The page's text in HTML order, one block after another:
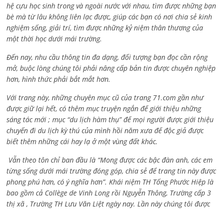
hệ cựu học sinh trong và ngoài nước với nhau, tìm được những bạn
bè mà từ lâu không liên lạc được, giúp các bạn có nơi chia sẻ kinh
nghiệm sống, giải trí, tìm được những kỷ niệm thân thương của
một thời học dưới mái trường.
Đến nay, nhu cầu thông tin đa dạng, đối tượng bạn đọc cần rộng
mở, buộc lòng chúng tôi phải nâng cấp bản tin được chuyên nghiệp
hơn, hình thức phải bắt mắt hơn.
Với trang này, những chuyên mục cũ của trang 71.com gần như
được giữ lại hết, có thêm mục truyện ngắn để giới thiệu những
sáng tác mới ; mục “du lịch hàm thụ” để mọi người được giới thiệu
chuyến đi du lịch kỳ thú của mình hồi năm xưa để độc giả được
biết thêm những cái hay lạ ở một vùng đất khác.
Vẫn theo tôn chỉ ban đầu là “Mong được các bậc đàn anh, các em
từng sống dưới mái trường đóng góp, chia sẻ để trang tin này được
phong phú hơn, có ý nghĩa hơn”. Khái niệm TH Tống Phước Hiệp là
bao gồm cả Collège de Vinh Long rồi Nguyễn Thông, Trường cấp 3
thị xã , Trường TH Lưu Văn Liệt ngày nay. Lần này chúng tôi được